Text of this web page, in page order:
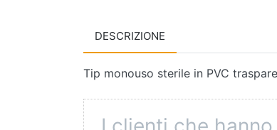
DESCRIZIONE
Tip monouso sterile in PVC